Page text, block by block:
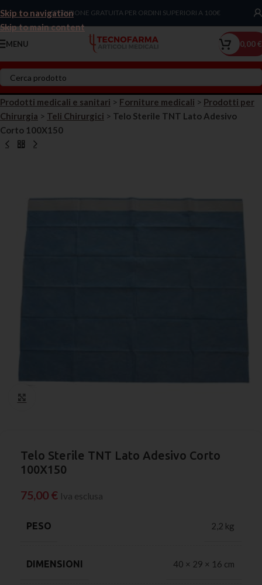
Skip to navigation
Skip to main content
Chiama Ora!SPEDIZIONE GRATUITA PER ORDINI SUPERIORI A 100€
MENU 0,00€
Prodotti medicali e sanitari > Forniture medicali > Prodotti per
Chirurgia > Teli Chirurgici > Telo Sterile TNT Lato Adesivo
Corto 100X150
Telo Sterile TNT Lato Adesivo Corto
100X150
75,00 € Iva esclusa
PESO 2,2 kg
DIMENSIONI 40 × 29 × 16 cm